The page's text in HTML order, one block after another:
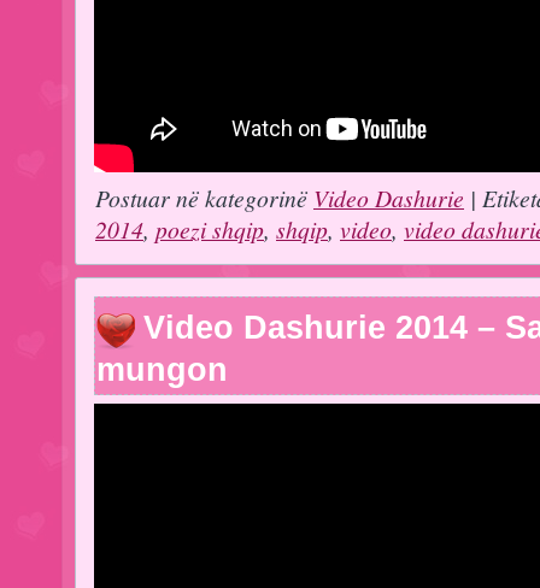
Postuar në kategorinë Video Dashurie |
2014, poezi shqip, shqip, video, video
Video Dashurie 2014 –
mungon